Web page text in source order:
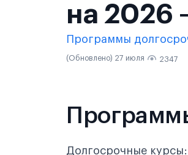
на 2026
Программы
(Обновлено) 27 июля 2347
Долгосрочные